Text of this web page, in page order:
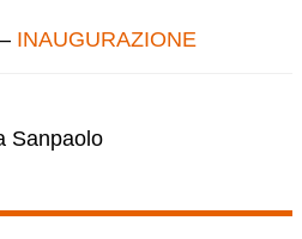
INAUGURAZIONE
Sanpaolo